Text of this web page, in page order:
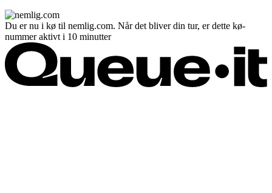
Du er nu i kø til nemlig.com. Når det bliver din tur, er dette kø-
nummer aktivt i 10 minutter